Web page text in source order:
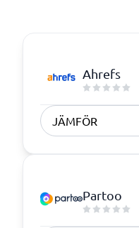
Ahrefs
JÄMFÖR
Partoo